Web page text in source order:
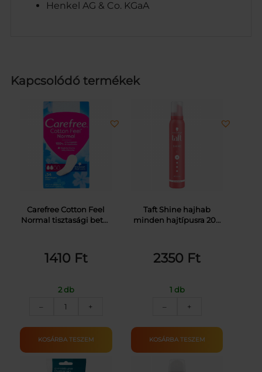
Henkel AG & Co. KGaA
Kapcsolódó termékek
Carefree Cotton Feel
Normal tisztasági betét
1410 Ft
2 db
–
CAREFREE
COTTON
FRESH
mennyiség
+
KOSÁRBA TESZEM
Taft Shine hajhab
minden hajtípusra 200
2350 Ft
1 db
–
ULTR.ERŐS
10KARÁT
+
KOSÁRBA TESZEM